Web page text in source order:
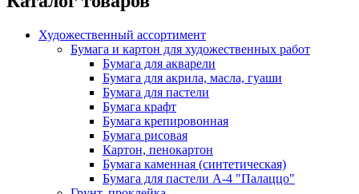
Художественный ассортимент
Бумага и картон для художественных работ
Бумага для акварели
Бумага для акрила, масла, гуаши
Бумага для пастели
Бумага крафт
Бумага крепировонная
Бумага рисовая
Картон, пенокартон
Бумага каменная (синтетическая)
Бумага для пастели А-4 "Палаццо"